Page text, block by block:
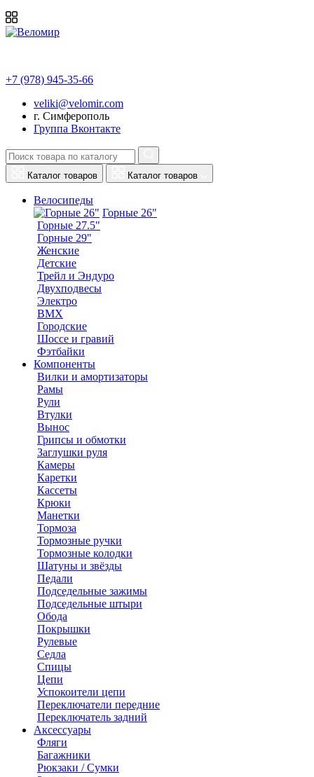
+7 (978) 945-35-66
veliki@velomir.com
г. Симферополь
Группа Вконтакте
Каталог товаров Каталог товаров
Велосипеды
Горные 26"
Горные 27.5"
Горные 29"
Женские
Детские
Трейл и Эндуро
Двухподвесы
Электро
BMX
Городские
Шоссе и гравий
Фэтбайки
Компоненты
Вилки и амортизаторы
Рамы
Рули
Втулки
Вынос
Грипсы и обмотки
Заглушки руля
Камеры
Каретки
Кассеты
Крюки
Манетки
Тормоза
Тормозные ручки
Тормозные колодки
Шатуны и звёзды
Педали
Подседельные зажимы
Подседельные штыри
Обода
Покрышки
Рулевые
Седла
Спицы
Цепи
Успокоители цепи
Переключатели передние
Переключатель задний
Аксессуары
Фляги
Багажники
Рюкзаки / Сумки